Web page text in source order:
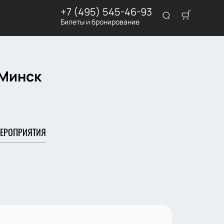
+7 (495) 545-46-93
Билеты и бронирование